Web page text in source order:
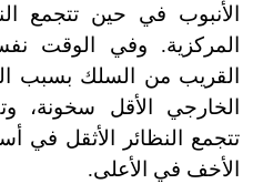
الأنبوب في حين تتجمع
المركزية. وفي الوقت
القريب من السلك بسبب
الخارجي الأقل سخونة،
تتجمع النظائر الأثقل في
الأخف في الأعلى.